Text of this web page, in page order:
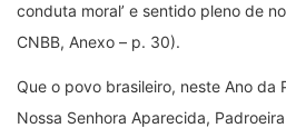
conduta moral’ e sentido pleno de
CNBB, Anexo – p. 30).
Que o povo brasileiro, neste Ano da
Nossa Senhora Aparecida,